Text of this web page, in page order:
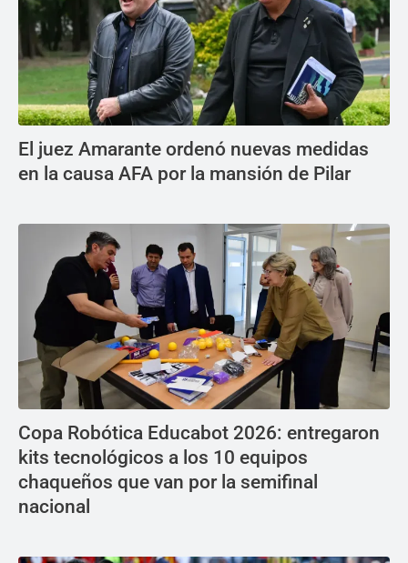
El juez Amarante ordenó nuevas medidas
en la causa AFA por la mansión de Pilar
Copa Robótica Educabot 2026: entregaron
kits tecnológicos a los 10 equipos
chaqueños que van por la semifinal
nacional